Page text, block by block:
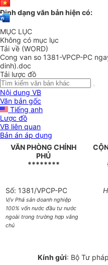
Định dạng văn bản hiện có:
MỤC LỤC
Không có mục lục
Tải về (WORD)
Cong van so 1381-VPCP-PC
dinh).doc
Tải lược đồ
Nội dung VB
Văn bản gốc
Tiếng anh
Lược đồ
VB liên quan
Bản án áp dụng
VĂN PHÒNG CHÍNH
PHỦ
********
Số: 1381/VPCP-PC
V/v Phá sản doanh nghiệp
100% vốn nước đầu tư nước
ngoài trong trường hợp vắng
chủ
Kính gửi: Bộ Tư